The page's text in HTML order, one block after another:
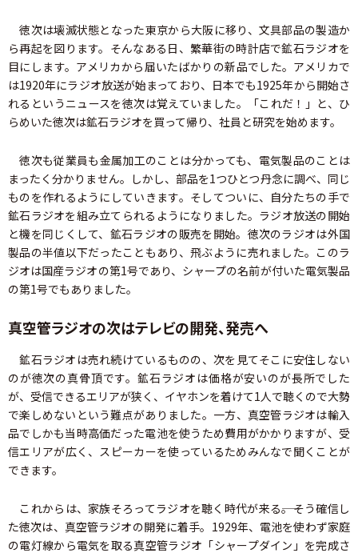
徳次は壊滅状態となった東京から大阪に移り、文具部品の製造か
ら再起を図ります。そんなある日、繁華街の時計店で鉱石ラジオを
目にします。アメリカから届いたばかりの新品でした。アメリカで
は1920年にラジオ放送が始まっており、日本でも1925年から開始さ
れるというニュースを徳次は覚えていました。「これだ！」と、ひ
らめいた徳次は鉱石ラジオを買って帰り、社員と研究を始めます。
徳次も従業員も金属加工のことは分かっても、電気製品のことは
まったく分かりません。しかし、部品を1つひとつ丹念に調べ、同じ
ものを作れるようにしていきます。そしてついに、自分たちの手で
鉱石ラジオを組み立てられるようになりました。ラジオ放送の開始
と機を同じくして、鉱石ラジオの販売を開始。徳次のラジオは外国
製品の半値以下だったこともあり、飛ぶように売れました。このラ
ジオは国産ラジオの第1号であり、シャープの名前が付いた電気製品
の第1号でもありました。
真空管ラジオの次はテレビの開発、発売へ
鉱石ラジオは売れ続けているものの、次を見てそこに安住しない
のが徳次の真骨頂です。鉱石ラジオは価格が安いのが長所でした
が、受信できるエリアが狭く、イヤホンを着けて1人で聴くので大勢
で楽しめないという難点がありました。一方、真空管ラジオは輸入
品でしかも当時高価だった電池を使うため費用がかかりますが、受
信エリアが広く、スピーカーを使っているためみんなで聞くことが
できます。
これからは、家族そろってラジオを聴く時代が来る――。そう確信し
た徳次は、真空管ラジオの開発に着手。1929年、電池を使わず家庭
の電灯線から電気を取る真空管ラジオ「シャープダイン」を完成さ